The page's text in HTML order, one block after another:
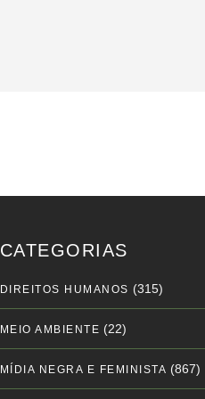
CATEGORIAS
DIREITOS HUMANOS (315)
MEIO AMBIENTE (22)
MÍDIA NEGRA E FEMINISTA (867)